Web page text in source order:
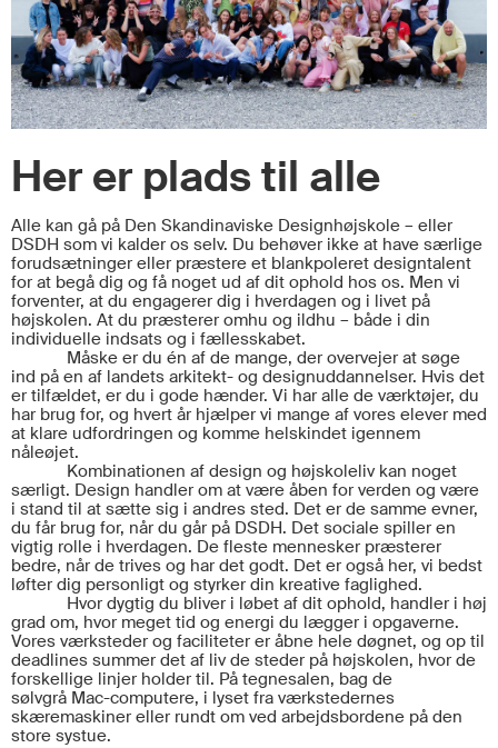
Her er plads til alle
Alle kan gå på Den Skandinaviske Designhøjskole – eller
DSDH som vi kalder os selv. Du behøver ikke at have særlige
forudsætninger eller præstere et blankpoleret designtalent
for at begå dig og få noget ud af dit ophold hos os. Men vi
forventer, at du engagerer dig i hverdagen og i livet på
højskolen. At du præsterer omhu og ildhu – både i din
individuelle indsats og i fællesskabet.
Måske er du én af de mange, der overvejer at søge
ind på en af landets arkitekt- og designuddannelser. Hvis det
er tilfældet, er du i gode hænder. Vi har alle de værktøjer, du
har brug for, og hvert år hjælper vi mange af vores elever med
at klare udfordringen og komme helskindet igennem
nåleøjet.
Kombinationen af design og højskoleliv kan noget
særligt. Design handler om at være åben for verden og være
i stand til at sætte sig i andres sted. Det er de samme evner,
du får brug for, når du går på DSDH. Det sociale spiller en
vigtig rolle i hverdagen. De fleste mennesker præsterer
bedre, når de trives og har det godt. Det er også her, vi bedst
løfter dig personligt og styrker din kreative faglighed.
Hvor dygtig du bliver i løbet af dit ophold, handler i høj
grad om, hvor meget tid og energi du lægger i opgaverne.
Vores værksteder og faciliteter er åbne hele døgnet, og op til
deadlines summer det af liv de steder på højskolen, hvor de
forskellige linjer holder til. På tegnesalen, bag de
sølvgrå Mac-computere, i lyset fra værkstedernes
skæremaskiner eller rundt om ved arbejdsbordene på den
store systue.